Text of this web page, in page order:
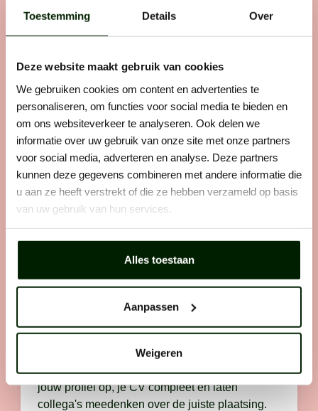
Toestemming Details Over
Deze website maakt gebruik van cookies
We gebruiken cookies om content en advertenties te
personaliseren, om functies voor social media te bieden en
om ons websiteverkeer te analyseren. Ook delen we
informatie over uw gebruik van onze site met onze partners
voor social media, adverteren en analyse. Deze partners
kunnen deze gegevens combineren met andere informatie die
u aan ze heeft verstrekt of die ze hebben verzameld op basis
van uw gebruik van hun services.
Alles toestaan
Aanpassen
Weigeren
Zie je een vacature die perfect bij je past? Laat
er dan geen gras over groeien en solliciteer
zoals jij.
Stap 2: telefonisch contact
We bellen je op. Als het klikt, maken we
persoonlijk kennis. We bespreken het werk, wie
eerlijker je bent, des te makkelijker het voor ons
is om de juiste plek voor je te vinden.
Stap 3: voorstellen
Na het gesprek gaat het snel. We maken direct
jouw profiel op, je CV compleet en laten
collega's meedenken over de juiste plaatsing.